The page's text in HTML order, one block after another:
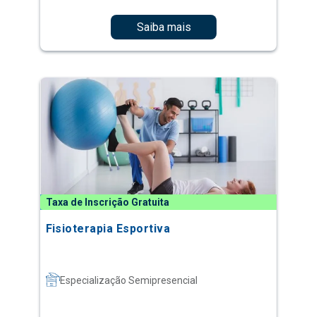
Saiba mais
Taxa de Inscrição Gratuita
Fisioterapia Esportiva
Especialização Semipresencial